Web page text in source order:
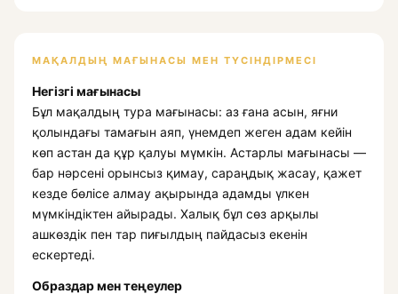
МАҚАЛДЫҢ МАҒЫНАСЫ МЕН ТҮСІНДІРМЕСІ
Негізгі мағынасы
Бұл мақалдың тура мағынасы: аз ғана асын, яғни
қолындағы тамағын аяп, үнемдеп жеген адам кейін
көп астан да құр қалуы мүмкін. Астарлы мағынасы —
бар нәрсені орынсыз қимау, сараңдық жасау, қажет
кезде бөлісе алмау ақырында адамды үлкен
мүмкіндіктен айырады. Халық бұл сөз арқылы
ашкөздік пен тар пиғылдың пайдасыз екенін
ескертеді.
Образдар мен теңеулер